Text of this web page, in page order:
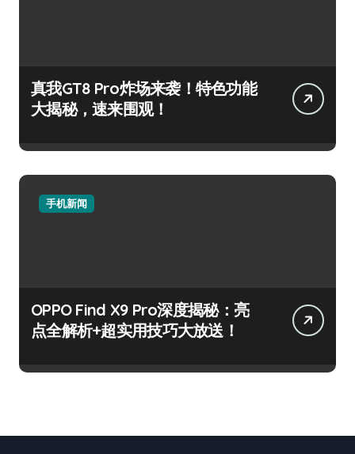
真我GT8 Pro炸场来袭！特色功能
大揭秘，速来围观！
手机新闻
OPPO Find X9 Pro深度揭秘：亮
点全解析+超实用技巧大放送！